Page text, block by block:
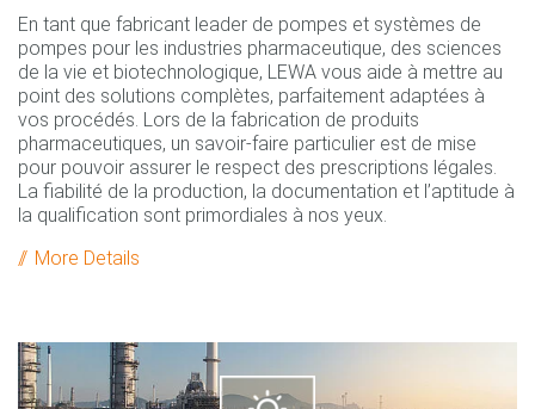
En tant que fabricant leader de pompes et systèmes de
pompes pour les industries pharmaceutique, des sciences
de la vie et biotechnologique, LEWA vous aide à mettre au
point des solutions complètes, parfaitement adaptées à
vos procédés. Lors de la fabrication de produits
pharmaceutiques, un savoir-faire particulier est de mise
pour pouvoir assurer le respect des prescriptions légales.
La fiabilité de la production, la documentation et l’aptitude à
la qualification sont primordiales à nos yeux.
More Details